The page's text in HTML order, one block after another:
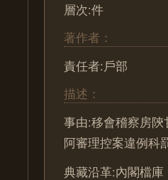
層次:件
著作者：
責任者:戶部
描述：
事由:移會稽察房
阿審理控案違例科
典藏沿革:內閣檔庫